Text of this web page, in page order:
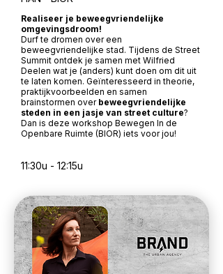
Realiseer je beweegvriendelijke
omgevingsdroom!
Durf te dromen over een
beweegvriendelijke stad. Tijdens de Street
Summit ontdek je samen met Wilfried
Deelen wat je (anders) kunt doen om dit uit
te laten komen. Geïnteresseerd in theorie,
praktijkvoorbeelden en samen
brainstormen over beweegvriendelijke
steden in een jasje van street culture?
Dan is deze workshop Bewegen In de
Openbare Ruimte (BIOR) iets voor jou!
11:30u - 12:15u